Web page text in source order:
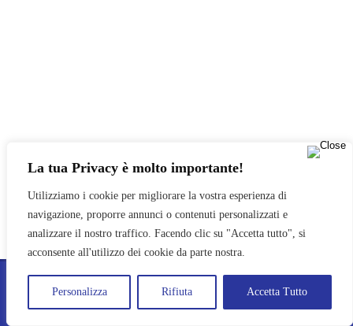
La tua Privacy è molto importante!
Utilizziamo i cookie per migliorare la vostra esperienza di
navigazione, proporre annunci o contenuti personalizzati e
analizzare il nostro traffico. Facendo clic su "Accetta tutto", si
acconsente all'utilizzo dei cookie da parte nostra.
Personalizza Rifiuta Accetta Tutto